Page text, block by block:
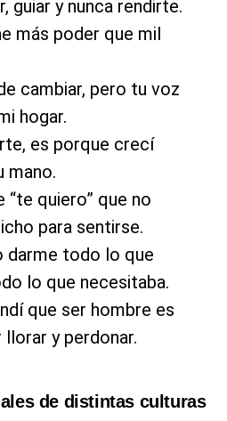
guiar y nunca rendirte.
más poder que mil
cambiar, pero tu voz
hogar.
es porque crecí
mano.
“te quiero” que no
para sentirse.
darme todo lo que
lo que necesitaba.
que ser hombre es
y perdonar.
de distintas culturas